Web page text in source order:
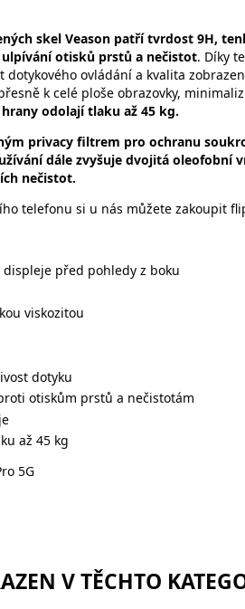
skel Veason patří tvrdost 9H,
otisků prstů a nečistot. Díky
ovládání a kvalita
k celé ploše obrazovky,
hrany odolají tlaku až 45 kg.
privacy filtrem pro ochranu
dále zvyšuje dvojitá oleofobní
nečistot.
telefonu si u nás můžete zakoupit
před pohledy z boku
viskozitou
dotyku
otiskům prstů a nečistotám
až 45 kg
5G
V TĚCHTO